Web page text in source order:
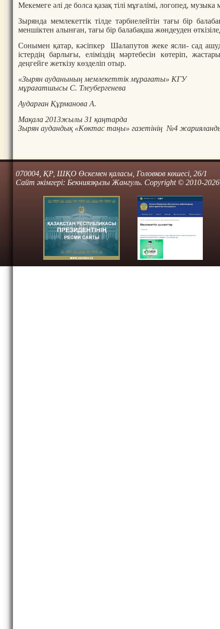
Мекемеге әлі де болса қазақ тілі мұғалімі, логопед,
Зырянда мемлекеттік тілде тәрбиелейтін тағы бір
меншіктен алынған, тағы бір балабақша жөндеуден
Сонымен қатар, кәсіпкер Шалапутов жеке ясли- сад
істердің барлығы, еліміздің мәртебесін көтеріп,
деңгейге жеткізу көзделіп отыр.
«Зырян ауданының мемлекеттік мұрағаты» КГУ
мұрағатшысы С. Тлеубергенева
Аударған Құрманова А.
Мақала 2013жылы 31 қаңтарда
Зырян аудандық «Көктас таңы» газетінің №4
070004, ҚР, ШҚО Өскемен қаласы, Головков көшесі, 26/1
Сайт әкімгері: Бекниязқызы Жангуль. Copyright © 2010-2026